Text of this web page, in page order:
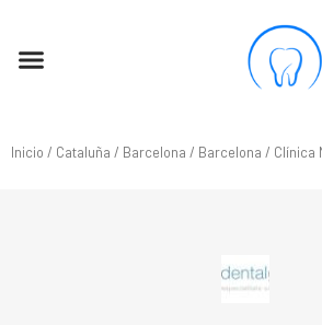
Inicio / Cataluña / Barcelona / Barcelona / Clínica